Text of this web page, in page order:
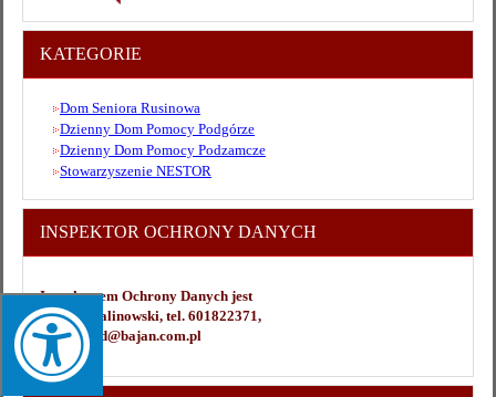
KATEGORIE
Dom Seniora Rusinowa
Dzienny Dom Pomocy Podgórze
Dzienny Dom Pomocy Podzamcze
Stowarzyszenie NESTOR
INSPEKTOR OCHRONY DANYCH
Inspektorem Ochrony Danych jest
Janusz Malinowski, tel. 601822371,
e-mail: iod@bajan.com.pl